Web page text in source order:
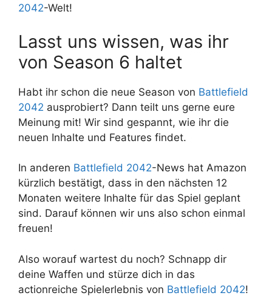
2042-Welt!
Lasst uns wissen, was ihr
von Season 6 haltet
Habt ihr schon die neue Season von Battlefield
2042 ausprobiert? Dann teilt uns gerne eure
Meinung mit! Wir sind gespannt, wie ihr die
neuen Inhalte und Features findet.
In anderen Battlefield 2042-News hat Amazon
kürzlich bestätigt, dass in den nächsten 12
Monaten weitere Inhalte für das Spiel geplant
sind. Darauf können wir uns also schon einmal
freuen!
Also worauf wartest du noch? Schnapp dir
deine Waffen und stürze dich in das
actionreiche Spielerlebnis von Battlefield 2042!